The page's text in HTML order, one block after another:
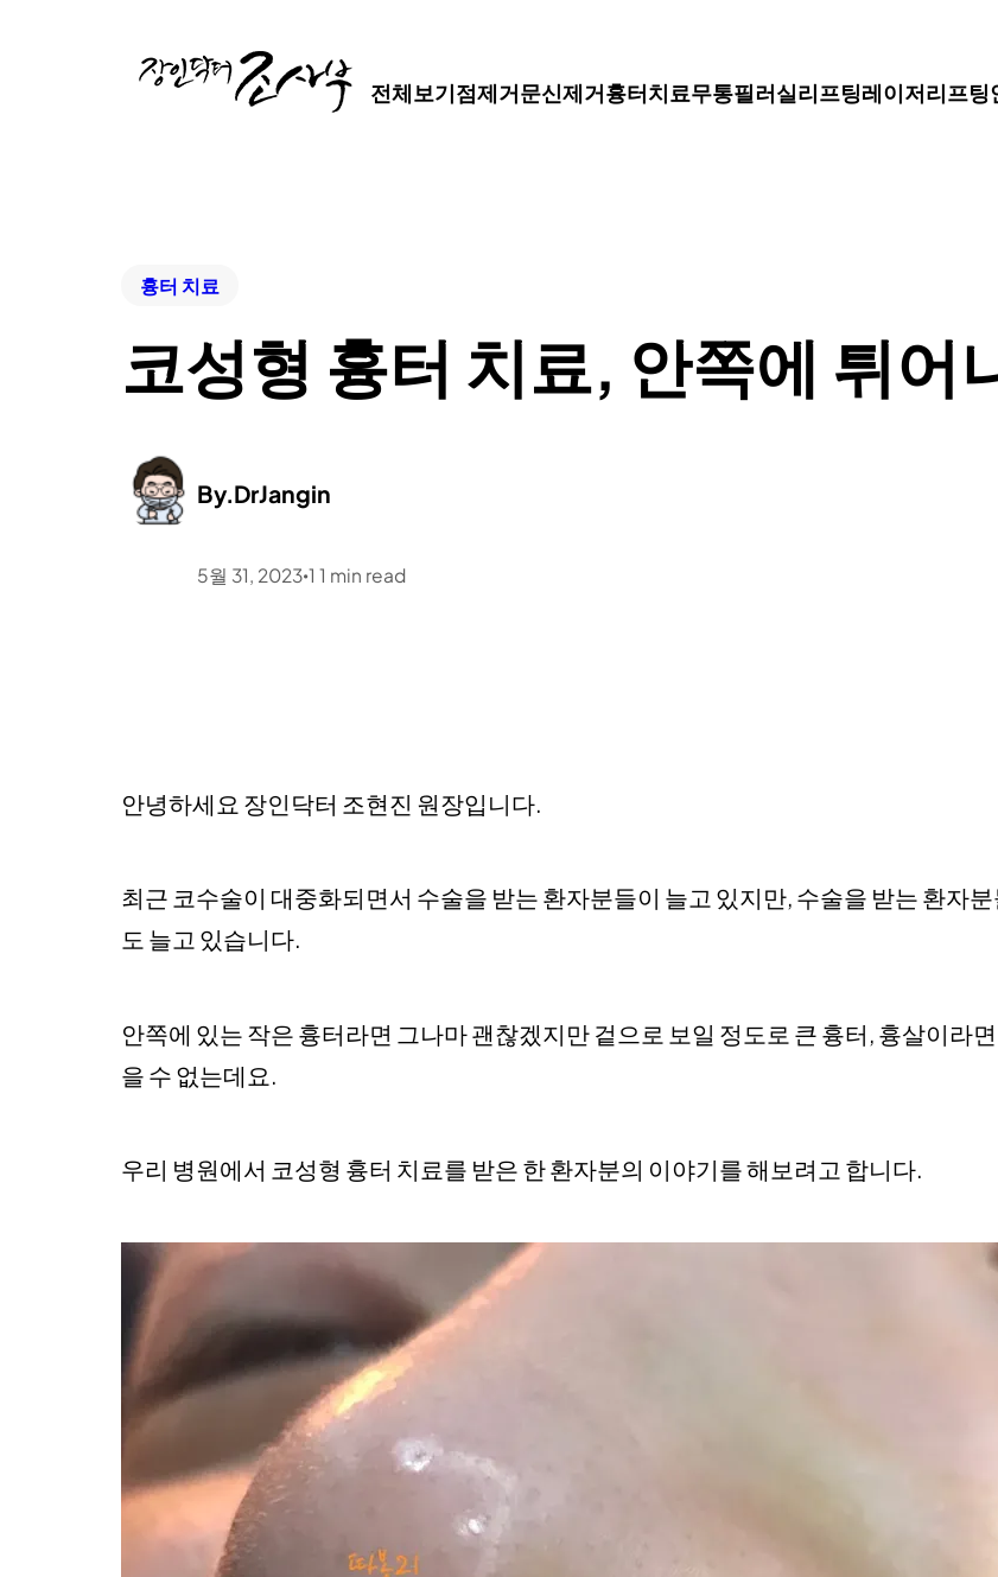
전체보기점제거문신제거흉터치료무통필러실리프팅레이저리프팅
흉터 치료
코성형 흉터 치료, 안쪽에 튀어
By.DrJangin
5월 31, 2023•11 min read
안녕하세요 장인닥터 조현진 원장입니다.
최근 코수술이 대중화되면서 수술을 받는 환자분들이 늘고 있지만, 수술을 받는 환자
도 늘고 있습니다.
안쪽에 있는 작은 흉터라면 그나마 괜찮겠지만 겉으로 보일 정도로 큰 흉터, 흉살이라
을 수 없는데요.
우리 병원에서 코성형 흉터 치료를 받은 한 환자분의 이야기를 해보려고 합니다.